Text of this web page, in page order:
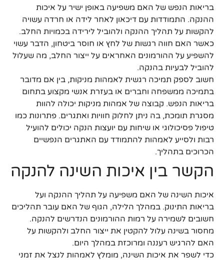
בריאות הנפש של האם משפיעה באופן ישיר על איכות
ההנקה. התמודדות עם דיכאון לאחר לידה או חרדה עשויה
להקשות על תהליך ההנקה ולהוביל לירידה בכמויות החלב.
כאשר האם חווה רגשות של לחץ או חוסר ביטחון, הדבר עשוי
להשפיע על ההורמונים האחראים על ייצור החלב, מה שעלול
להוביל לבעיות בהנקה.
חשוב לספק תמיכה רגשית לאמהות מניקות, בין אם מדובר
בתמיכה ממשפחה וחברים או בעזרת אנשי מקצוע בתחום
בריאות הנפש. קבוצה של אמהות מניקות יכולה להוות
מסגרת תומכת, בה ניתן לחלוק חוויות ואתגרים. פתרונות כמו
טיפול פסיכולוגי או שיחות עם יועצות הנקה יכולים להועיל
רבות ולסייע לאמהות להתמודד עם האתגרים הנפשיים
הכרוכים בתהליך.
הקשר בין איכות השינה להנקה
איכות השינה של האם משפיעה על תהליך ההנקה ועל
בריאות התינוק. במהלך הלילה, הגוף של האם עובר תהליכים
חשובים לשמירה על רמות ההורמונים הנדרשים להנקה.
מחסור בשינה עלול להקטין את ייצור החלב ולהקשות על
האם להרגיש רעננה ומרוכזת במהלך היום.
כדי לשפר את איכות השינה, מומלץ לאמהות לנצל את זמני